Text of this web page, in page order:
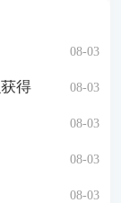
08-03
得 08-03
08-03
08-03
08-03